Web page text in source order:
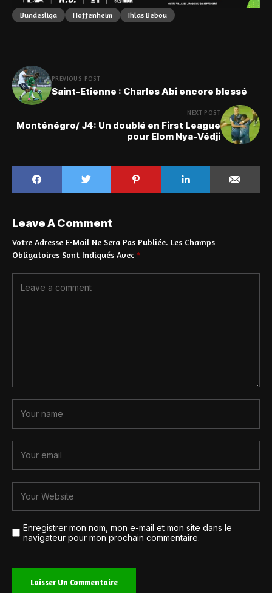
Bundesliga Hoffenheim Ihlas Bebou
PREVIOUS POST
Saint-Etienne : Charles Abi encore blessé
NEXT POST
Monténégro/ J4: Un doublé en First League
pour Elom Nya-Védji
Leave A Comment
Votre Adresse E-Mail Ne Sera Pas Publiée. Les Champs
Obligatoires Sont Indiqués Avec *
Enregistrer mon nom, mon e-mail et mon site dans le
navigateur pour mon prochain commentaire.